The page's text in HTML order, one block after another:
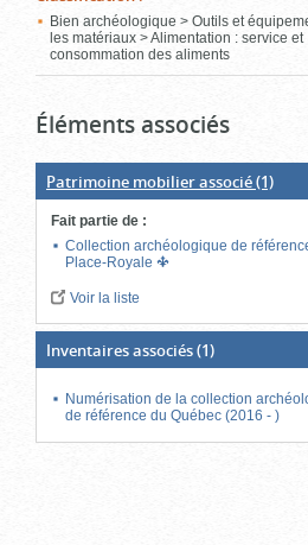
Bien archéologique > Outils et
les matériaux > Alimentation : service et
consommation des aliments
Éléments associés
Patrimoine mobilier associé(1)
Fait partie de :
Collection archéologique de
Place-Royale
Voir la liste
Inventaires associés(1)
Numérisation de la collection
de référence du Québec (2016 - )